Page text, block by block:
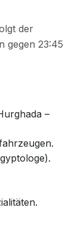
der
gegen 23:45
–